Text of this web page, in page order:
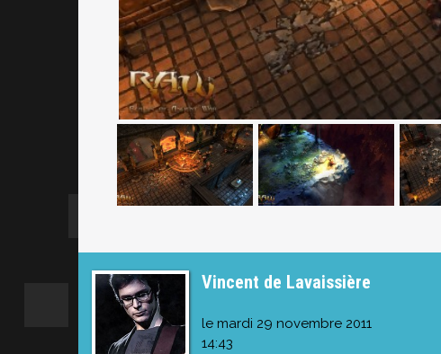
Vincent de Lavaissière
le mardi 29 novembre 2011
14:43